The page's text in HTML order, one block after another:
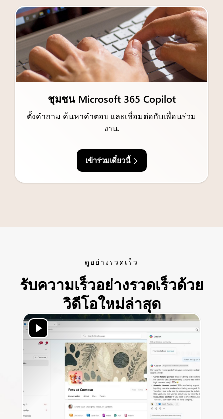
ชุมชน Microsoft 365 Copilot
ตั้งคำถาม ค้นหาคำตอบ และเชื่อมต่อกับเพื่อนร่วม
งาน.
เข้าร่วมเดี๋ยวนี้
ดูอย่างรวดเร็ว
รับความเร็วอย่างรวดเร็วด้วย
วิดีโอใหม่ล่าสุด